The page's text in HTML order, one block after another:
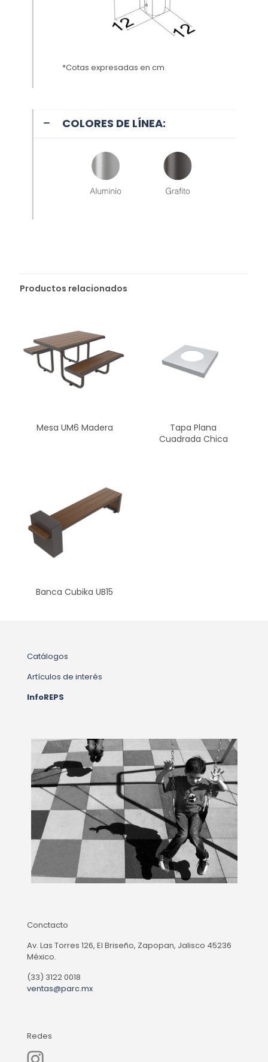
*Cotas expresadas en cm
COLORES DE LÍNEA:
Productos relacionados
Mesa UM6 Madera
Tapa Plana
Cuadrada Chica
Banca Cubika UB15
Catálogos
Artículos de interés
InfoREPS
Conctacto
Av. Las Torres 126, El Briseño, Zapopan, Jalisco 45236
México.
(33) 3122 0018
ventas@parc.mx
Redes